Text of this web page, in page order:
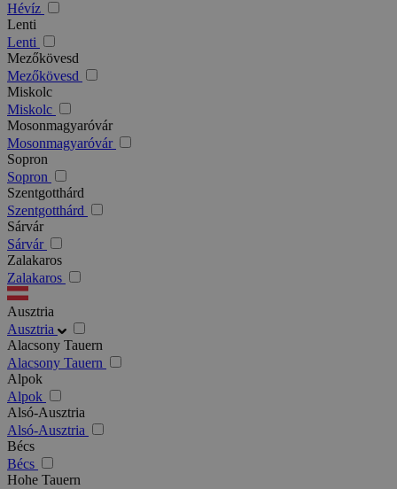
Hévíz
Lenti
Lenti
Mezőkövesd
Mezőkövesd
Miskolc
Miskolc
Mosonmagyaróvár
Mosonmagyaróvár
Sopron
Sopron
Szentgotthárd
Szentgotthárd
Sárvár
Sárvár
Zalakaros
Zalakaros
Ausztria
Ausztria
Alacsony Tauern
Alacsony Tauern
Alpok
Alpok
Alsó-Ausztria
Alsó-Ausztria
Bécs
Bécs
Hohe Tauern